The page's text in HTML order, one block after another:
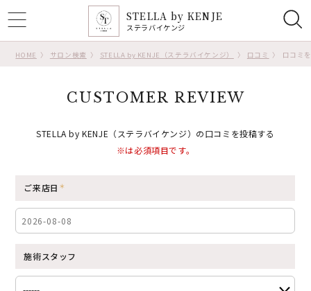
HOME サロン検索 STELLA by KENJE（ステラバイケンジ） 口コミ 口コミ
STELLA by KENJE
ステラバイケンジ
CUSTOMER REVIEW
STELLA by KENJE（ステラバイケンジ）の口コミを投稿する
※は必須項目です。
ご来店日
施術スタッフ